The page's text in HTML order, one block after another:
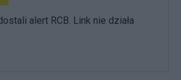
alert RCB. Link nie działa